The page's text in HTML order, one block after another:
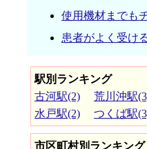
使用機材までも
患者がよく受け
駅別ランキング
古河駅(2)
荒川沖駅
水戸駅(2)
つくば駅
市区町村別ランキング